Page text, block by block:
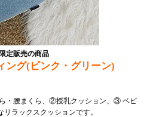
定販売の商品
ング(ピンク・グリーン)
・腰まくら、②授乳クッション、③ ベビ
ラックスクッションです。